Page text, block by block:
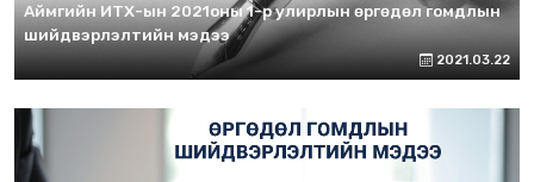
Аймгийн ИТХ-ын 2021оны 1-р улирлын өргөдөл гомдлын
шийдвэрлэлтийн мэдээ
2021.03.22